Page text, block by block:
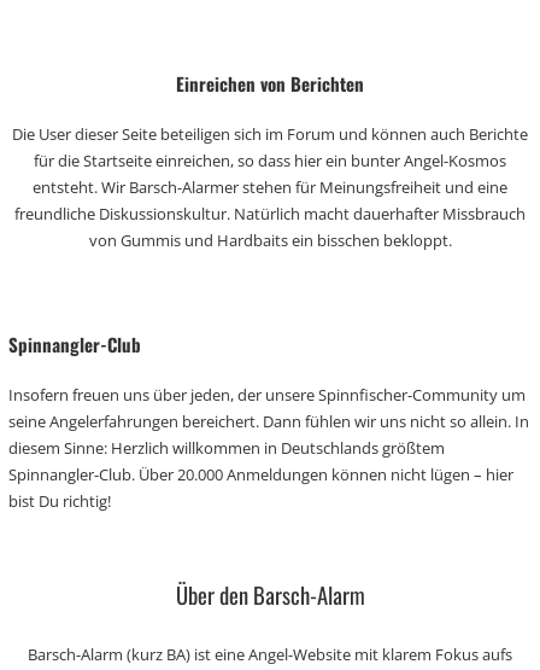
Einreichen von Berichten
Die User dieser Seite beteiligen sich im Forum und können auch Berichte
für die Startseite einreichen, so dass hier ein bunter Angel-Kosmos
entsteht. Wir Barsch-Alarmer stehen für Meinungsfreiheit und eine
freundliche Diskussionskultur. Natürlich macht dauerhafter Missbrauch
von Gummis und Hardbaits ein bisschen bekloppt.
Spinnangler-Club
Insofern freuen uns über jeden, der unsere Spinnfischer-Community um
seine Angelerfahrungen bereichert. Dann fühlen wir uns nicht so allein. In
diesem Sinne: Herzlich willkommen in Deutschlands größtem
Spinnangler-Club. Über 20.000 Anmeldungen können nicht lügen – hier
bist Du richtig!
Über den Barsch-Alarm
Barsch-Alarm (kurz BA) ist eine Angel-Website mit klarem Fokus aufs